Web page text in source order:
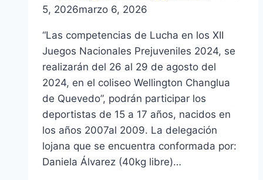
5, 2026marzo 6, 2026
“Las competencias de Lucha en los XII
Juegos Nacionales Prejuveniles 2024, se
realizarán del 26 al 29 de agosto del
2024, en el coliseo Wellington Changlua
de Quevedo”, podrán participar los
deportistas de 15 a 17 años, nacidos en
los años 2007al 2009. La delegación
lojana que se encuentra conformada por:
Daniela Álvarez (40kg libre)…